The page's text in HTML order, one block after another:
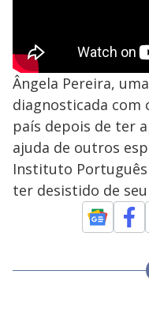
Ângela Pereira,
diagnosticada com
país depois de ter
ajuda de outros
Instituto
ter desistido de